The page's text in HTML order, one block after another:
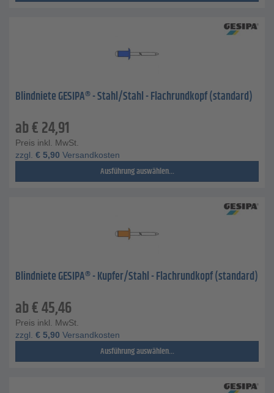
Blindniete GESIPA® - Stahl/Stahl - Flachrundkopf (standard)
ab€24,91
Preis inkl. MwSt.
zzgl. € 5,90 Versandkosten
Ausführung auswählen...
Blindniete GESIPA® - Kupfer/Stahl - Flachrundkopf (standard)
ab€45,46
Preis inkl. MwSt.
zzgl. € 5,90 Versandkosten
Ausführung auswählen...